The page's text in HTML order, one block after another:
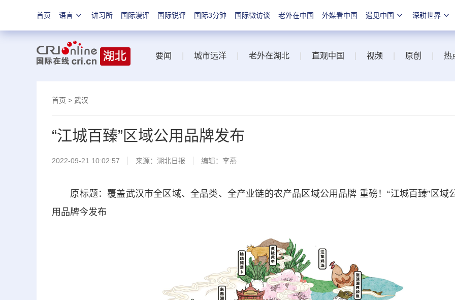
首页 语言 讲习所 国际漫评 国际锐评 国际3分钟 国际微访谈 老外在中国 外媒看中国 遇见中国 深耕世界
要闻 城市远洋 老外在湖北 直观中国 视频 原创 热
首页 > 武汉
“江城百臻”区域公用品牌发布
2022-09-21 10:02:57 来源： 湖北日报 编辑：李燕
原标题：覆盖武汉市全区域、全品类、全产业链的农产品区域公用品牌 重磅！“江城百臻”区域
用品牌今发布